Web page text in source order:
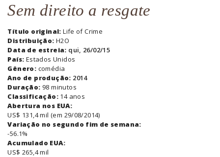
Sem direito a resgate
Título original:Life of Crime
Distribuição: H2O
Data de estreia: qui, 26/02/15
País: Estados Unidos
Gênero: comédia
Ano de produção: 2014
Duração: 98 minutos
Classificação: 14 anos
Abertura nos EUA:
US$ 131,4 mil (em 29/08/2014)
Variação no segundo fim de semana:
-56.1%
Acumulado EUA:
US$ 265,4 mil